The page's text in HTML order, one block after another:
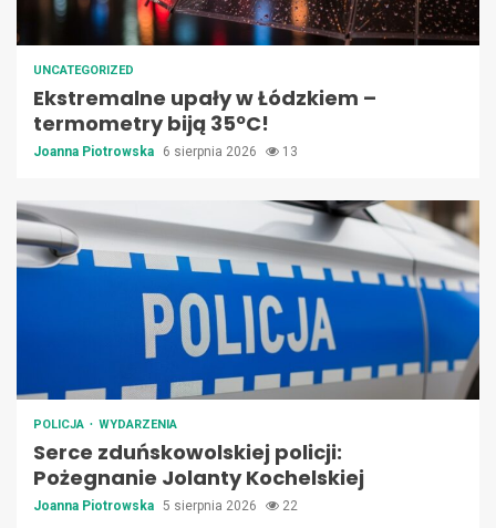
UNCATEGORIZED
Ekstremalne upały w Łódzkiem –
termometry biją 35ºC!
Joanna Piotrowska 6 sierpnia 2026 13
POLICJA WYDARZENIA
Serce zduńskowolskiej policji:
Pożegnanie Jolanty Kochelskiej
Joanna Piotrowska 5 sierpnia 2026 22